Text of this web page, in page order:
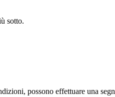
sotto.
possono effettuare una